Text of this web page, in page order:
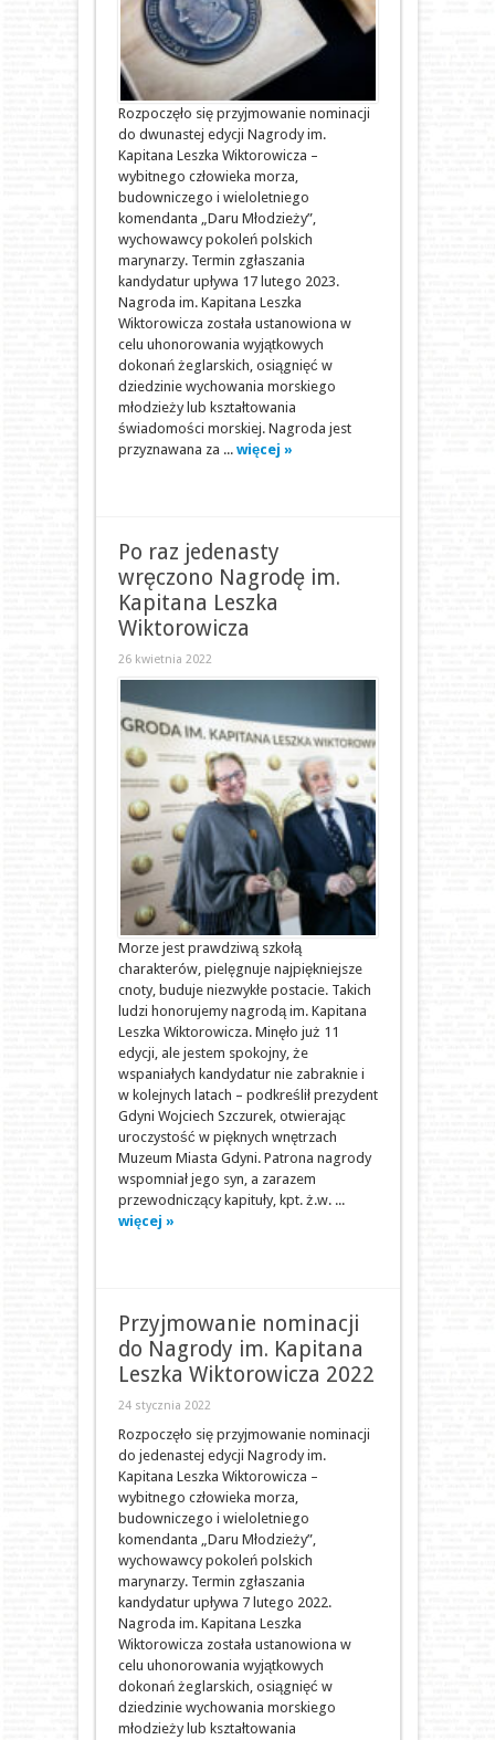
Rozpoczęło się przyjmowanie nominacji
do dwunastej edycji Nagrody im.
Kapitana Leszka Wiktorowicza –
wybitnego człowieka morza,
budowniczego i wieloletniego
komendanta „Daru Młodzieży”,
wychowawcy pokoleń polskich
marynarzy. Termin zgłaszania
kandydatur upływa 17 lutego 2023.
Nagroda im. Kapitana Leszka
Wiktorowicza została ustanowiona w
celu uhonorowania wyjątkowych
dokonań żeglarskich, osiągnięć w
dziedzinie wychowania morskiego
młodzieży lub kształtowania
świadomości morskiej. Nagroda jest
przyznawana za ... więcej »
Po raz jedenasty
wręczono Nagrodę im.
Kapitana Leszka
Wiktorowicza
26 kwietnia 2022
Morze jest prawdziwą szkołą
charakterów, pielęgnuje najpiękniejsze
cnoty, buduje niezwykłe postacie. Takich
ludzi honorujemy nagrodą im. Kapitana
Leszka Wiktorowicza. Minęło już 11
edycji, ale jestem spokojny, że
wspaniałych kandydatur nie zabraknie i
w kolejnych latach – podkreślił prezydent
Gdyni Wojciech Szczurek, otwierając
uroczystość w pięknych wnętrzach
Muzeum Miasta Gdyni. Patrona nagrody
wspomniał jego syn, a zarazem
przewodniczący kapituły, kpt. ż.w. ...
więcej »
Przyjmowanie nominacji
do Nagrody im. Kapitana
Leszka Wiktorowicza 2022
24 stycznia 2022
Rozpoczęło się przyjmowanie nominacji
do jedenastej edycji Nagrody im.
Kapitana Leszka Wiktorowicza –
wybitnego człowieka morza,
budowniczego i wieloletniego
komendanta „Daru Młodzieży”,
wychowawcy pokoleń polskich
marynarzy. Termin zgłaszania
kandydatur upływa 7 lutego 2022.
Nagroda im. Kapitana Leszka
Wiktorowicza została ustanowiona w
celu uhonorowania wyjątkowych
dokonań żeglarskich, osiągnięć w
dziedzinie wychowania morskiego
młodzieży lub kształtowania